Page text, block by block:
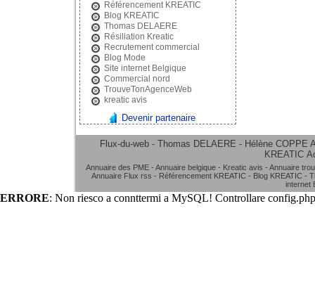
Référencement KREATIC
Blog KREATIC
Thomas DELAERE
Résiliation Kreatic
Recrutement commercial
Blog Mode
Site internet Belgique
Commercial nord
TrouveTonAgenceWeb
kreatic avis
Devenir partenaire
Flux-du-web - Thomas DELAERE - Hélène COPPE
KREATIC
Annuaire des PME - Annuaire belgique - Kreatic avis - Annuaire
Annuaire Flux rss - Référencement KREATIC - Blog KREATIC -
internet
ERRORE: Non riesco a connttermi a MySQL! Controllare